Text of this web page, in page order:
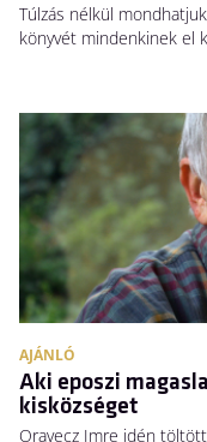
Túlzás nélkül
könyvét mindenkinek el
AJÁNLÓ
Aki eposzi
kisközséget
Oravecz Imre idén